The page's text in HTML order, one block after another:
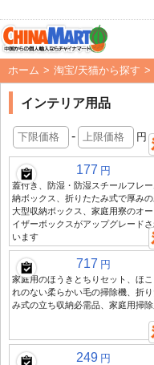
ホーム > 淘宝/天猫から探す >
インテリア用品
- 円
177 円
蓋付き、防湿・防湿スチールフレ
納ボックス、折りたたみ式で厚み
大型収納ボックス、家庭用寮のオ
イザーボックスがアップグレード
います
717 円
家庭用のほうきとちりセット、ほ
れのない柔らかい毛の掃除機、折
み式の立ち収納必需品、家庭用掃
249 円